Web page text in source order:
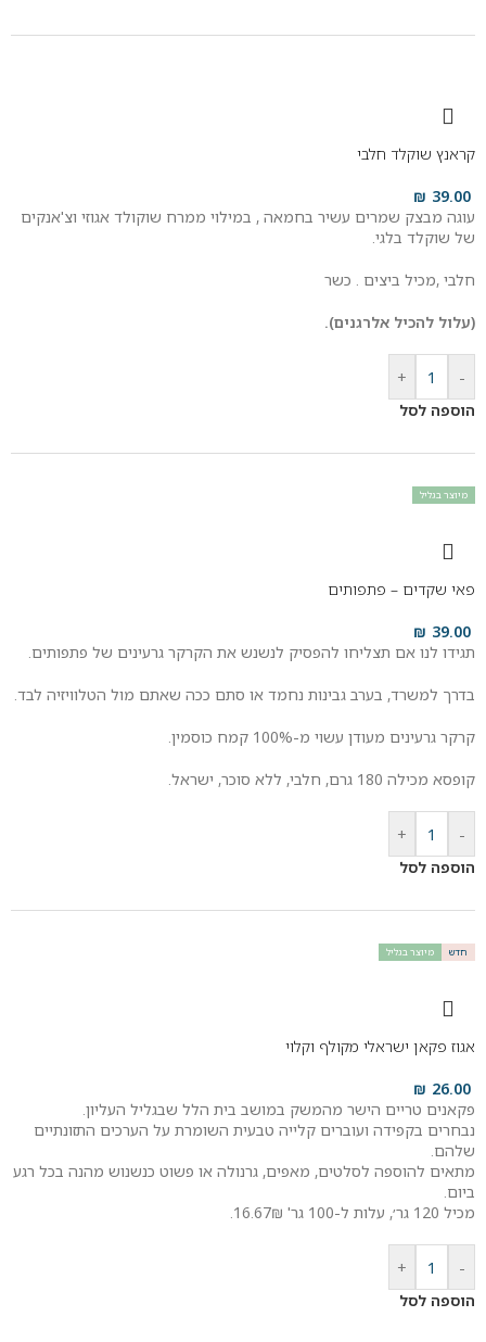
קראנץ שוקלד חלבי
39.00
₪
עוגה מבצק שמרים עשיר בחמאה , במילוי ממרח שוקולד אגוזי וצ'אנקים
של שוקלד בלגי.
חלבי ,מכיל ביצים . כשר
(עלול להכיל אלרגנים).
-
+
הוספה לסל
מיוצר בגליל
פאי שקדים – פתפותים
39.00
₪
תגידו לנו אם תצליחו להפסיק לנשנש את הקרקר גרעינים של פתפותים.
בדרך למשרד, בערב גבינות נחמד או סתם ככה שאתם מול הטלוויזיה לבד.
קרקר גרעינים מעודן עשוי מ-100% קמח כוסמין.
קופסא מכילה 180 גרם, חלבי, ללא סוכר, ישראל.
-
+
הוספה לסל
חדש מיוצר בגליל
אגוז פקאן ישראלי מקולף וקלוי
26.00
₪
פקאנים טריים הישר מהמשק במושב בית הלל שבגליל העליון.
נבחרים בקפידה ועוברים קלייה טבעית השומרת על הערכים התזונתיים
שלהם.
מתאים להוספה לסלטים, מאפים, גרנולה או פשוט כנשנוש מהנה בכל רגע
ביום.
מכיל 120 גר׳, עלות ל-100 גר' 16.67₪.
-
+
הוספה לסל